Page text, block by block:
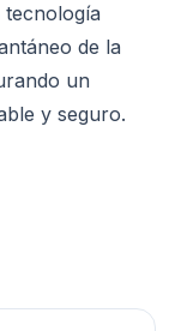
tecnología
de la
un
y seguro.